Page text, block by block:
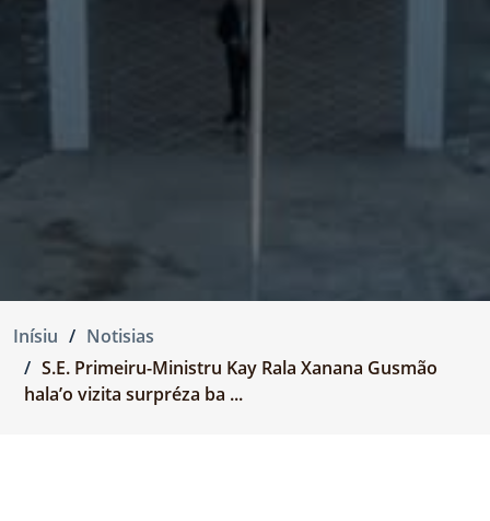
Inísiu
Notisias
S.E. Primeiru-Ministru Kay Rala Xanana Gusmão
hala’o vizita surpréza ba ...